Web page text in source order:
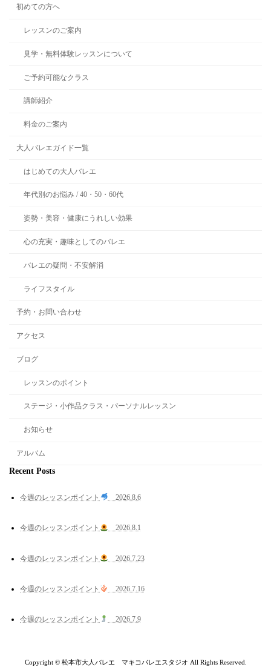
初めての方へ
レッスンのご案内
見学・無料体験レッスンについて
ご予約可能なクラス
講師紹介
料金のご案内
大人バレエガイド一覧
はじめての大人バレエ
年代別のお悩み / 40・50・60代
姿勢・美容・健康にうれしい効果
心の充実・趣味としてのバレエ
バレエの疑問・不安解消
ライフスタイル
予約・お問い合わせ
アクセス
ブログ
レッスンのポイント
ステージ・小作品クラス・パーソナルレッスン
お知らせ
アルバム
Recent Posts
今週のレッスンポイント 2026.8.6
今週のレッスンポイント 2026.8.1
今週のレッスンポイント 2026.7.23
今週のレッスンポイント 2026.7.16
今週のレッスンポイント 2026.7.9
Copyright © 松本市大人バレエ マキコバレエスタジオ All Rights Reserved.